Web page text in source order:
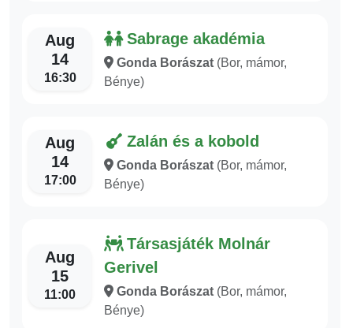
Aug
14
16:30
Sabrage akadémia
Gonda Borászat (Bor, mámor,
Bénye)
Aug
14
17:00
Zalán és a kobold
Gonda Borászat (Bor, mámor,
Bénye)
Aug
15
11:00
Társasjáték Molnár
Gerivel
Gonda Borászat (Bor, mámor,
Bénye)